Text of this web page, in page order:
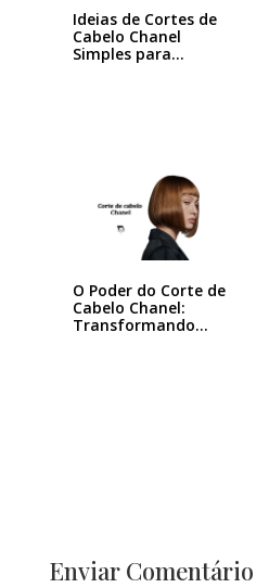
Ideias de Cortes de
Cabelo Chanel
Simples para…
O Poder do Corte de
Cabelo Chanel:
Transformando
Enviar Comentário